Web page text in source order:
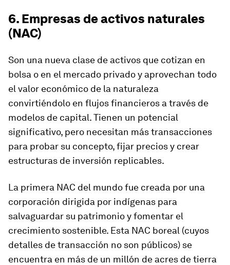
6. Empresas de activos naturales
(NAC)
Son una nueva clase de activos que cotizan en
bolsa o en el mercado privado y aprovechan todo
el valor económico de la naturaleza
convirtiéndolo en flujos financieros a través de
modelos de capital. Tienen un potencial
significativo, pero necesitan más transacciones
para probar su concepto, fijar precios y crear
estructuras de inversión replicables.
La primera NAC del mundo fue creada por una
corporación dirigida por indígenas para
salvaguardar su patrimonio y fomentar el
crecimiento sostenible. Esta NAC boreal (cuyos
detalles de transacción no son públicos) se
encuentra en más de un millón de acres de tierra